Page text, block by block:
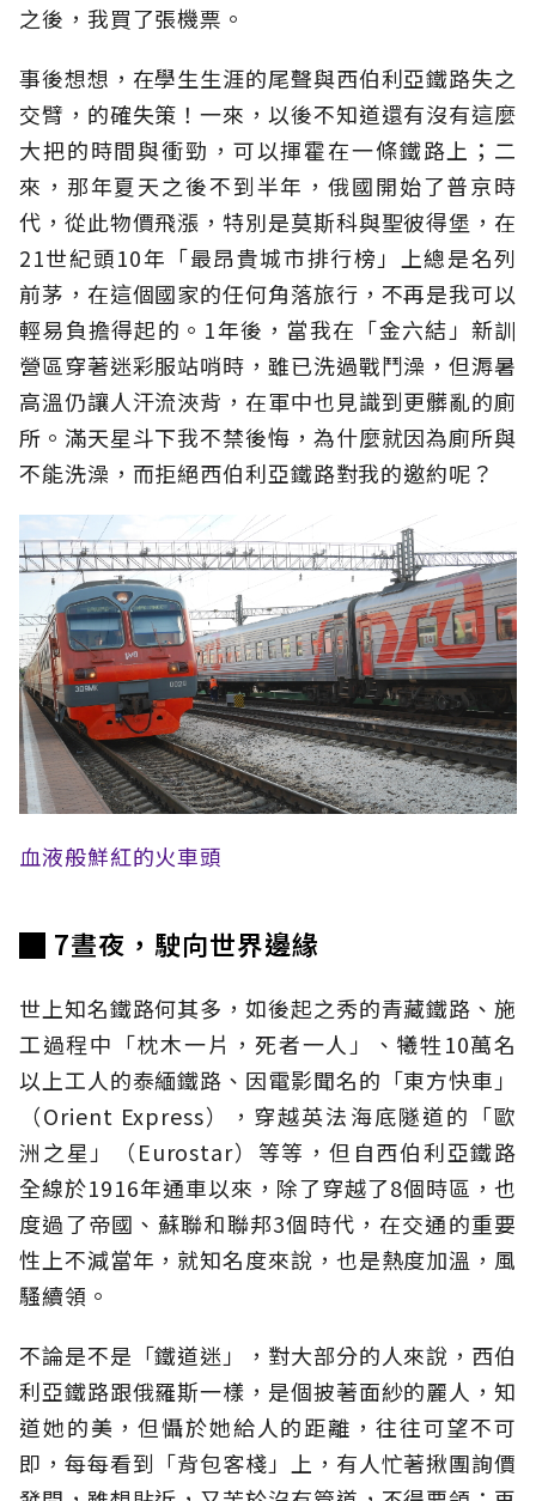
之後，我買了張機票。
事後想想，在學生生涯的尾聲與西伯利亞鐵路失之
交臂，的確失策！一來，以後不知道還有沒有這麼
大把的時間與衝勁，可以揮霍在一條鐵路上；二
來，那年夏天之後不到半年，俄國開始了普京時
代，從此物價飛漲，特別是莫斯科與聖彼得堡，在
21世紀頭10年「最昂貴城市排行榜」上總是名列
前茅，在這個國家的任何角落旅行，不再是我可以
輕易負擔得起的。1年後，當我在「金六結」新訓
營區穿著迷彩服站哨時，雖已洗過戰鬥澡，但溽暑
高溫仍讓人汗流浹背，在軍中也見識到更髒亂的廁
所。滿天星斗下我不禁後悔，為什麼就因為廁所與
不能洗澡，而拒絕西伯利亞鐵路對我的邀約呢？
血液般鮮紅的火車頭
█ 7晝夜，駛向世界邊緣
世上知名鐵路何其多，如後起之秀的青藏鐵路、施
工過程中「枕木一片，死者一人」、犧牲10萬名
以上工人的泰緬鐵路、因電影聞名的「東方快車」
（Orient Express），穿越英法海底隧道的「歐
洲之星」（Eurostar）等等，但自西伯利亞鐵路
全線於1916年通車以來，除了穿越了8個時區，也
度過了帝國、蘇聯和聯邦3個時代，在交通的重要
性上不減當年，就知名度來說，也是熱度加溫，風
騷續領。
不論是不是「鐵道迷」，對大部分的人來說，西伯
利亞鐵路跟俄羅斯一樣，是個披著面紗的麗人，知
道她的美，但懾於她給人的距離，往往可望不可
即，每每看到「背包客棧」上，有人忙著揪團詢價